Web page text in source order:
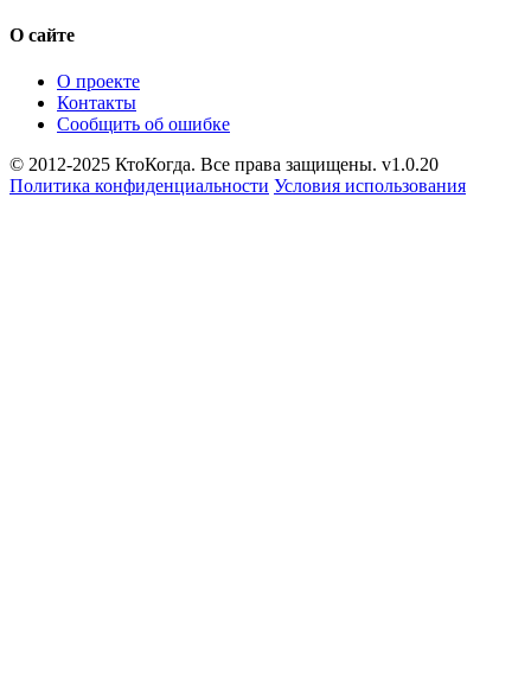
О сайте
О проекте
Контакты
Сообщить об ошибке
© 2012-2025 КтоКогда. Все права защищены. v1.0.20
Политика конфиденциальности Условия использования